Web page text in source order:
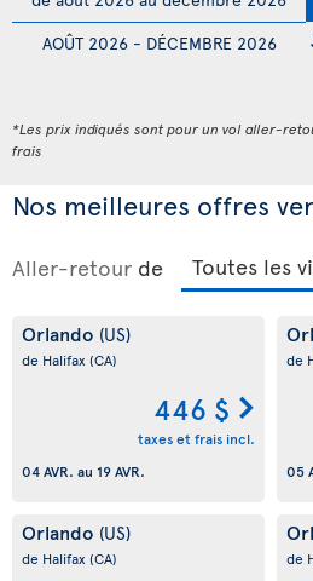
AOÛT 2026 - DÉCEMBRE 2026
*Les prix indiqués sont pour un vol aller-
frais
Nos meilleures offres
Aller-retour de
Orlando (US)
de Halifax (CA)
446 $
taxes et frais incl.
04 AVR. au 19 AVR.
de
05
Orlando (US)
de Halifax (CA) de